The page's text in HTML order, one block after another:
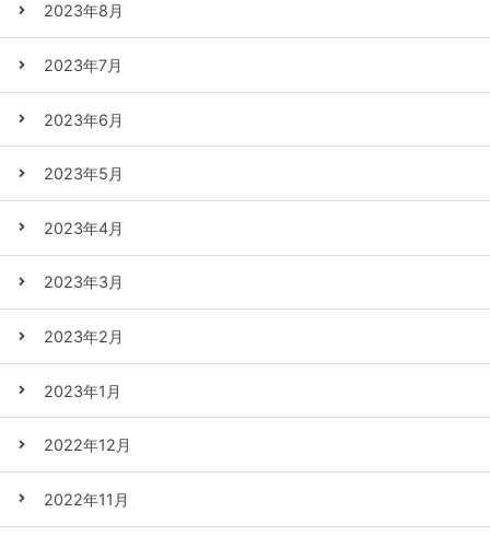
2023年8月
2023年7月
2023年6月
2023年5月
2023年4月
2023年3月
2023年2月
2023年1月
2022年12月
2022年11月